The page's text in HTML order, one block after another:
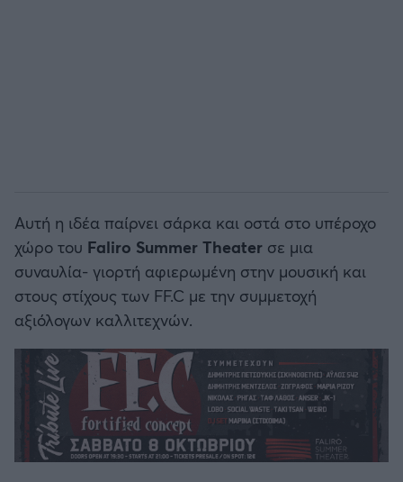
Αυτή η ιδέα παίρνει σάρκα και οστά στο υπέροχο
χώρο του Faliro Summer Theater σε μια
συναυλία- γιορτή αφιερωμένη στην μουσική και
στους στίχους των FF.C με την συμμετοχή
αξιόλογων καλλιτεχνών.